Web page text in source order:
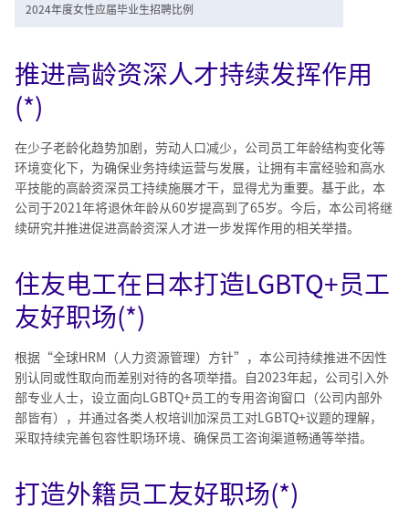
2024年度女性应届毕业生招聘比例
推进高龄资深人才持续发挥作用
(*)
在少子老龄化趋势加剧，劳动人口减少，公司员工年龄结构变化等
环境变化下，为确保业务持续运营与发展，让拥有丰富经验和高水
平技能的高龄资深员工持续施展才干，显得尤为重要。基于此，本
公司于2021年将退休年龄从60岁提高到了65岁。今后，本公司将继
续研究并推进促进高龄资深人才进一步发挥作用的相关举措。
住友电工在日本打造LGBTQ+员工
友好职场(*)
根据“全球HRM（人力资源管理）方针”，本公司持续推进不因性
别认同或性取向而差别对待的各项举措。自2023年起，公司引入外
部专业人士，设立面向LGBTQ+员工的专用咨询窗口（公司内部外
部皆有），并通过各类人权培训加深员工对LGBTQ+议题的理解，
采取持续完善包容性职场环境、确保员工咨询渠道畅通等举措。
打造外籍员工友好职场(*)